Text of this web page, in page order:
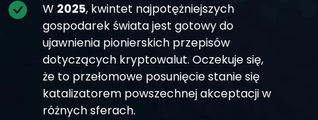
W 2025, kwintet najpotężniejszych
gospodarek świata jest gotowy do
ujawnienia pionierskich przepisów
dotyczących kryptowalut. Oczekuje się,
że to przełomowe posunięcie stanie się
katalizatorem powszechnej akceptacji w
różnych sferach.